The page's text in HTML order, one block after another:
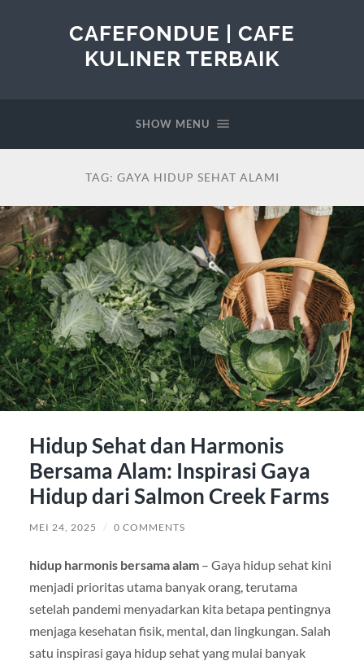
CAFEFONDUE | CAFE
KULINER TERBAIK
SHOW MENU
TAG: GAYA HIDUP SEHAT ALAMI
Hidup Sehat dan Harmonis
Bersama Alam: Inspirasi Gaya
Hidup dari Salmon Creek Farms
MEI 24, 2025 / 0 COMMENTS
hidup harmonis bersama alam– Gaya hidup sehat kini
menjadi prioritas utama banyak orang, terutama
setelah pandemi menyadarkan kita betapa pentingnya
menjaga kesehatan fisik, mental, dan lingkungan. Salah
satu inspirasi gaya hidup sehat yang mulai banyak